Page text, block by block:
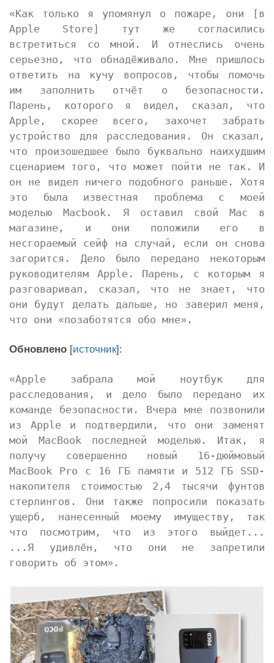
«Как только я упомянул о пожаре, они [в
Apple Store] тут же согласились
встретиться со мной. И отнеслись очень
серьезно, что обнадёживало. Мне пришлось
ответить на кучу вопросов, чтобы помочь
им заполнить отчёт о безопасности.
Парень, которого я видел, сказал, что
Apple, скорее всего, захочет забрать
устройство для расследования. Он сказал,
что произошедшее было буквально наихудшим
сценарием того, что может пойти не так. И
он не видел ничего подобного раньше. Хотя
это была известная проблема с моей
моделью Macbook. Я оставил свой Mac в
магазине, и они положили его в
несгораемый сейф на случай, если он снова
загорится. Дело было передано некоторым
руководителям Apple. Парень, с которым я
разговаривал, сказал, что не знает, что
они будут делать дальше, но заверил меня,
что они «позаботятся обо мне».
Обновлено [источник]:
«Apple забрала мой ноутбук для
расследования, и дело было передано их
команде безопасности. Вчера мне позвонили
из Apple и подтвердили, что они заменят
мой MacBook последней моделью. Итак, я
получу совершенно новый 16-дюймовый
MacBook Pro с 16 ГБ памяти и 512 ГБ SSD-
накопителя стоимостью 2,4 тысячи фунтов
стерлингов. Они также попросили показать
ущерб, нанесенный моему имуществу, так
что посмотрим, что из этого выйдет...
...Я удивлён, что они не запретили
говорить об этом».